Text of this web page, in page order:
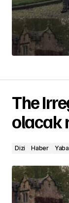
The
olacak
Dizi Haber